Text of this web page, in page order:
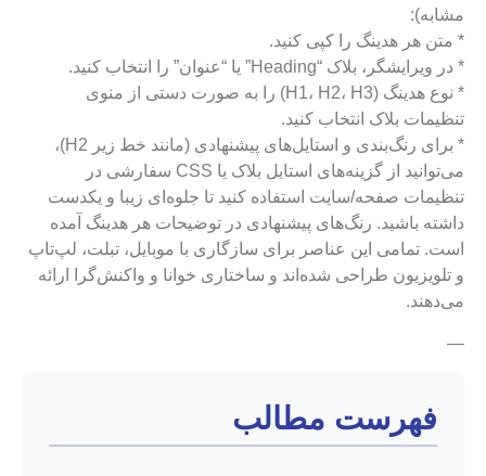
مشابه):
* متن هر هدینگ را کپی کنید.
* در ویرایشگر، بلاک “Heading” یا “عنوان” را انتخاب کنید.
* نوع هدینگ (H1، H2، H3) را به صورت دستی از منوی
تنظیمات بلاک انتخاب کنید.
* برای رنگ‌بندی و استایل‌های پیشنهادی (مانند خط زیر H2)،
می‌توانید از گزینه‌های استایل بلاک یا CSS سفارشی در
تنظیمات صفحه/سایت استفاده کنید تا جلوه‌ای زیبا و یکدست
داشته باشید. رنگ‌های پیشنهادی در توضیحات هر هدینگ آمده
است. تمامی این عناصر برای سازگاری با موبایل، تبلت، لپ‌تاپ
و تلویزیون طراحی شده‌اند و ساختاری خوانا و واکنش‌گرا ارائه
می‌دهند.
—
فهرست مطالب